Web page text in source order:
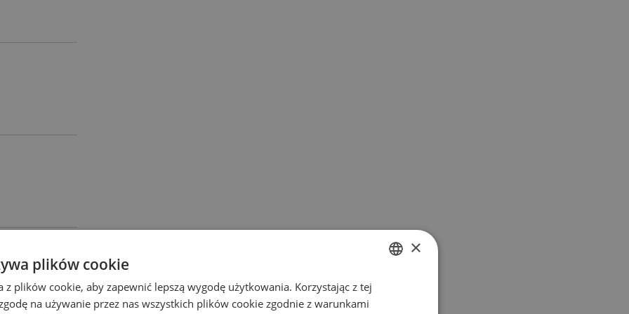
×
plików cookie
z plików cookie, aby zapewnić lepszą wygodę użytkowania. Korzystając z tej
na używanie przez nas wszystkich plików cookie zgodnie z warunkami